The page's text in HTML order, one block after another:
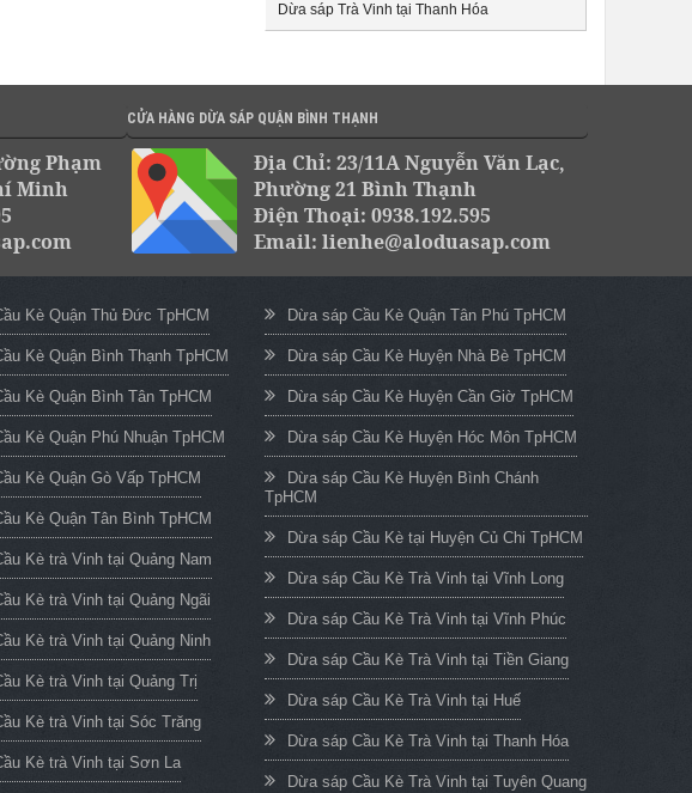
Dừa sáp Trà Vinh tại Thanh Hóa
Phạm
Minh
CỬA HÀNG DỪA SÁP QUẬN BÌNH THẠNH
Địa Chỉ: 23/11A Nguyễn Văn Lạc,
Phường 21 Bình Thạnh
Điện Thoại: 0938.192.595
Email: lienhe@aloduasap.com
Kè Quận Thủ Đức TpHCM
Kè Quận Bình Thạnh TpHCM
Kè Quận Bình Tân TpHCM
Kè Quận Phú Nhuận TpHCM
Kè Quận Gò Vấp TpHCM
Kè Quận Tân Bình TpHCM
Kè trà Vinh tại Quảng Nam
Kè trà Vinh tại Quảng Ngãi
Kè trà Vinh tại Quảng Ninh
Kè trà Vinh tại Quảng Trị
Kè trà Vinh tại Sóc Trăng
Kè trà Vinh tại Sơn La
Dừa sáp Cầu Kè Quận Tân Phú TpHCM
Dừa sáp Cầu Kè Huyện Nhà Bè TpHCM
Dừa sáp Cầu Kè Huyện Cần Giờ TpHCM
Dừa sáp Cầu Kè Huyện Hóc Môn TpHCM
Dừa sáp Cầu Kè Huyện Bình Chánh
TpHCM
Dừa sáp Cầu Kè tại Huyện Củ Chi TpHCM
Dừa sáp Cầu Kè Trà Vinh tại Vĩnh Long
Dừa sáp Cầu Kè Trà Vinh tại Vĩnh Phúc
Dừa sáp Cầu Kè Trà Vinh tại Tiền Giang
Dừa sáp Cầu Kè Trà Vinh tại Huế
Dừa sáp Cầu Kè Trà Vinh tại Thanh Hóa
Dừa sáp Cầu Kè Trà Vinh tại Tuyên Quang